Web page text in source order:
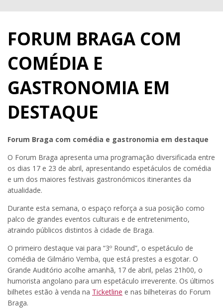
FORUM BRAGA COM
COMÉDIA E
GASTRONOMIA EM
DESTAQUE
Forum Braga com comédia e gastronomia em destaque
O Forum Braga apresenta uma programação diversificada entre
os dias 17 e 23 de abril, apresentando espetáculos de comédia
e um dos maiores festivais gastronómicos itinerantes da
atualidade.
Durante esta semana, o espaço reforça a sua posição como
palco de grandes eventos culturais e de entretenimento,
atraindo públicos distintos à cidade de Braga.
O primeiro destaque vai para “3º Round”, o espetáculo de
comédia de Gilmário Vemba, que está prestes a esgotar. O
Grande Auditório acolhe amanhã, 17 de abril, pelas 21h00, o
humorista angolano para um espetáculo irreverente. Os últimos
bilhetes estão à venda na Ticketline e nas bilheteiras do Forum
Braga.